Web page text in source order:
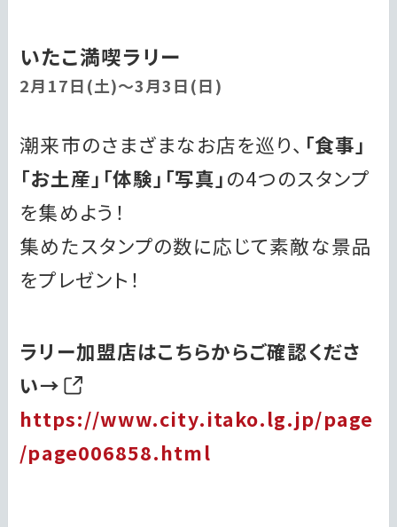
いたこ満喫ラリー
2月17日(土)～3月3日(日)
潮来市のさまざまなお店を巡り、 「食事」
「お土産」「体験」「写真」の4つのスタンプ
を集めよう！
集めたスタンプの数に応じて素敵な景品
をプレゼント！
ラリー加盟店はこちらからご確認くださ
い→
https://www.city.itako.lg.jp/page
/page006858.html